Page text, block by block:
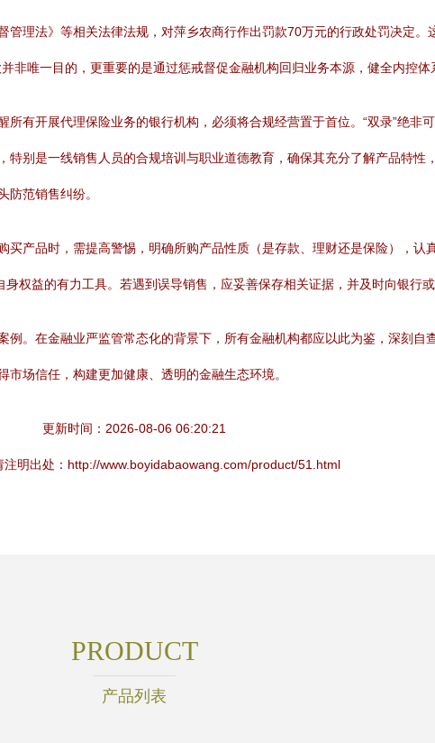
理法》等相关法律法规，对萍乡农商行作出罚款70万元的行政处罚决定。
非唯一目的，更重要的是通过惩戒督促金融机构回归业务本源，健全内控体
有开展代理保险业务的银行机构，必须将合规经营置于首位。“双录”绝非
别是一线销售人员的合规培训与职业道德教育，确保其充分了解产品特性
范销售纠纷。
产品时，需提高警惕，明确所购产品性质（是存款、理财还是保险），认
权益的有力工具。若遇到误导销售，应妥善保存相关证据，并及时向银行或
。在金融业严监管常态化的背景下，所有金融机构都应以此为鉴，深刻自
场信任，构建更加健康、透明的金融生态环境。
更新时间：2026-08-06 06:20:21
注明出处：http://www.boyidabaowang.com/product/51.html
PRODUCT
产品列表